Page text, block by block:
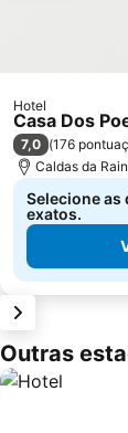
Hotel
Casa Dos
7,0 (176
Caldas da
Selecione as
exatos.
Outras